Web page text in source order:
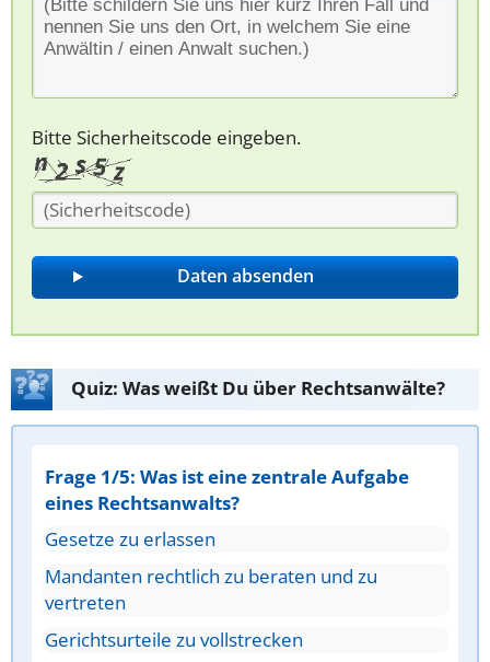
Bitte Sicherheitscode eingeben.
Quiz: Was weißt Du über Rechtsanwälte?
Frage 1/5: Was ist eine zentrale Aufgabe
eines Rechtsanwalts?
Gesetze zu erlassen
Mandanten rechtlich zu beraten und zu
vertreten
Gerichtsurteile zu vollstrecken